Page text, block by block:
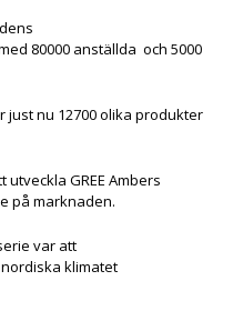
80000 anställda och 5000
just nu 12700 olika produkter
GREE Ambers
på marknaden.
var att
klimatet